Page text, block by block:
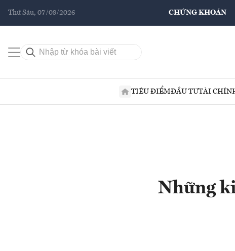
Thứ Sáu, 07/08/2026 CHỨNG KHOÁN
TIÊU ĐIỂMĐẦU TƯTÀI
Những